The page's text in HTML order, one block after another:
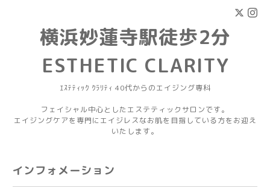
横浜妙蓮寺駅徒歩2分
ESTHETIC CLARITY
ｴｽﾃﾃｨｯｸ ｸﾗﾘﾃｨ 40代からのエイジング専科
フェイシャル中心としたエステティックサロンです。
エイジングケアを専門にエイジレスなお肌を目指している方をお迎え
いたします。
インフォメーション